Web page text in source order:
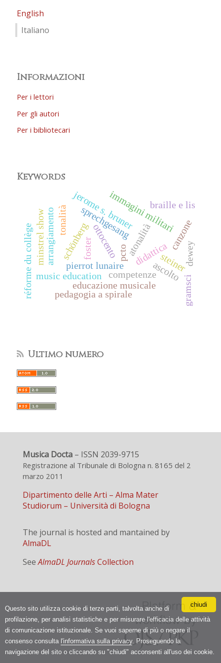
chiudi
Questo sito utilizza cookie di terze parti, talvolta anche di
profilazione, per analisi statistiche e per misurare l'efficacia delle attività
di comunicazione istituzionale. Se vuoi saperne di più o negare il
consenso consulta l'informativa sulla privacy. Proseguendo la
navigazione del sito o cliccando su "chiudi" acconsenti all'uso dei cookie.
English
Italiano
Informazioni
Per i lettori
Per gli autori
Per i bibliotecari
Keywords
schönberg
pierrot lunaire
sprechgesang
tonalità
atonalità
immagini militari
ottocento didattica
music education
educazione musicale
steiner
foster canzone
arrangiamento
minstrel show
pedagogia a spirale
jerome s. bruner
réforme du collège competenze
braille e lis
ascolto
gramsci
dewey
pcto
Ultimo numero
Musica Docta– ISSN 2039-9715
Registrazione al Tribunale di Bologna n. 8165 del 2
marzo 2011
Dipartimento delle Arti – Alma Mater
Studiorum – Università di Bologna
The journal is hosted and mantained by
AlmaDL
SeeAlmaDL JournalsCollection